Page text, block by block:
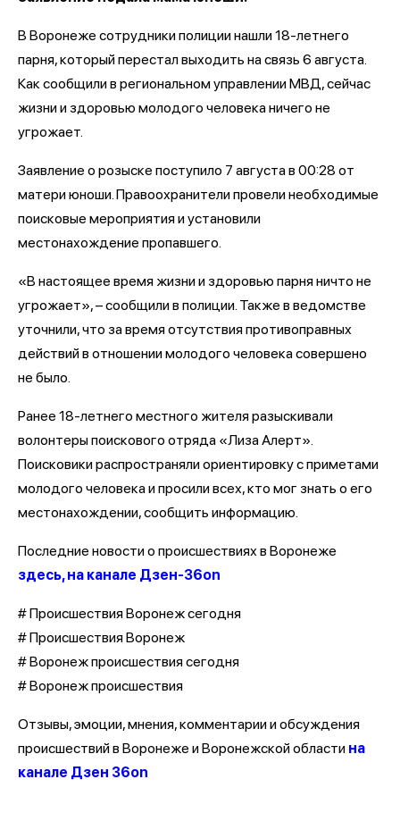
В Воронеже сотрудники полиции нашли 18-летнего
парня, который перестал выходить на связь 6 августа.
Как сообщили в региональном управлении МВД, сейчас
жизни и здоровью молодого человека ничего не
угрожает.
Заявление о розыске поступило 7 августа в 00:28 от
матери юноши. Правоохранители провели необходимые
поисковые мероприятия и установили
местонахождение пропавшего.
«В настоящее время жизни и здоровью парня ничто не
угрожает», – сообщили в полиции. Также в ведомстве
уточнили, что за время отсутствия противоправных
действий в отношении молодого человека совершено
не было.
Ранее 18-летнего местного жителя разыскивали
волонтеры поискового отряда «Лиза Алерт».
Поисковики распространяли ориентировку с приметами
молодого человека и просили всех, кто мог знать о его
местонахождении, сообщить информацию.
Последние новости о происшествиях в Воронеже
здесь, на канале Дзен-36on
# Происшествия Воронеж сегодня
# Происшествия Воронеж
# Воронеж происшествия сегодня
# Воронеж происшествия
Отзывы, эмоции, мнения, комментарии и обсуждения
происшествий в Воронеже и Воронежской области на
канале Дзен 36on